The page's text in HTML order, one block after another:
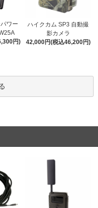
ワー
円)
ハイクカム SP3 自動撮
影カメラ
42,000円(税込46,200円)